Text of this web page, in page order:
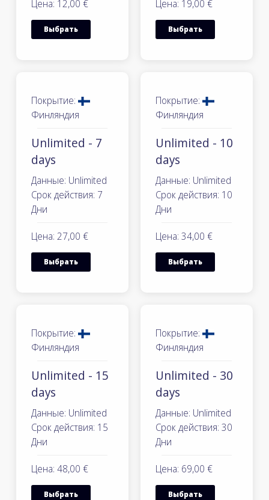
Цена: 12,00 €
Выбрать
Цена: 19,00 €
Выбрать
Покрытие:
Финляндия
Unlimited - 7
days
Данные: Unlimited
Срок действия: 7
Дни
Цена: 27,00 €
Выбрать
Покрытие:
Финляндия
Unlimited - 10
days
Данные: Unlimited
Срок действия: 10
Дни
Цена: 34,00 €
Выбрать
Покрытие:
Финляндия
Unlimited - 15
days
Данные: Unlimited
Срок действия: 15
Дни
Цена: 48,00 €
Выбрать
Покрытие:
Финляндия
Unlimited - 30
days
Данные: Unlimited
Срок действия: 30
Дни
Цена: 69,00 €
Выбрать